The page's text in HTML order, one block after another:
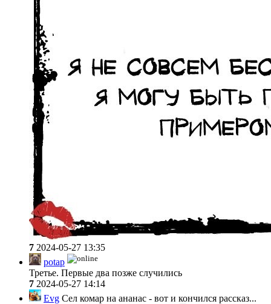
7 2024-05-27 13:35
potap
Третье. Первые два позже случились
7 2024-05-27 14:14
Evg Сел комар на ананас - вот и кончился рассказ...